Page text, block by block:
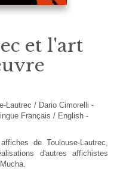
et l'art
Lautrec / Dario Cimorelli -
Français / English -
de Toulouse-Lautrec,
d'autres affichistes